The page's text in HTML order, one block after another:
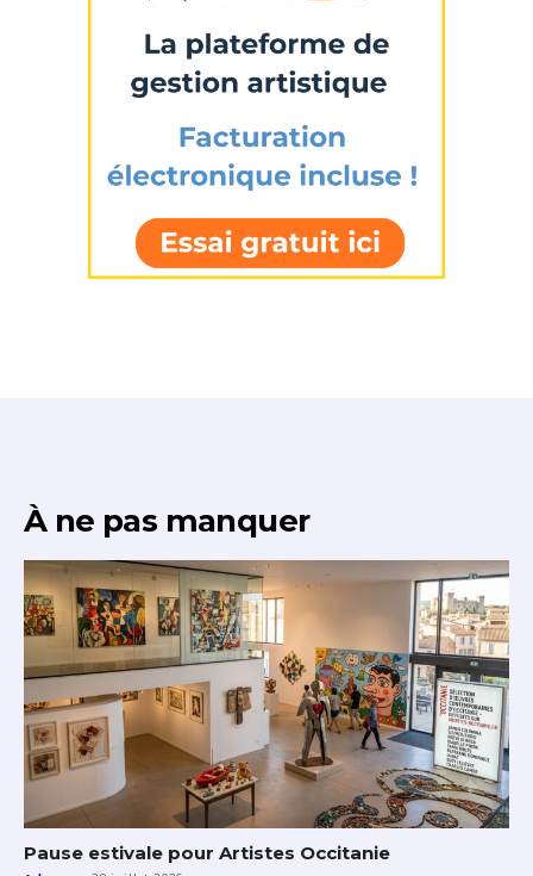
À ne pas manquer
Pause estivale pour Artistes Occitanie